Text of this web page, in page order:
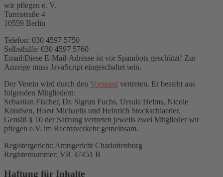
wir pflegen e. V.
Turmstraße 4
10559 Berlin
Telefon: 030 4597 5750
Selbsthilfe: 030 4597 5760
Email:Diese E-Mail-Adresse ist vor Spambots geschützt! Zur
Anzeige muss JavaScript eingeschaltet sein.
Der Verein wird durch den Vorstand vertreten. Er besteht aus
folgenden Mitgliedern:
Sebastian Fischer, Dr. Sigrun Fuchs, Ursula Helms, Nicole
Knudsen, Horst Michaelis und Heinrich Stockschlaeder.
Gemäß § 10 der Satzung vertreten jeweils zwei Mitglieder wir
pflegen e.V. im Rechtsverkehr gemeinsam.
Registergericht: Amtsgericht Charlottenburg
Registernummer: VR 37451 B
Haftung für Inhalte